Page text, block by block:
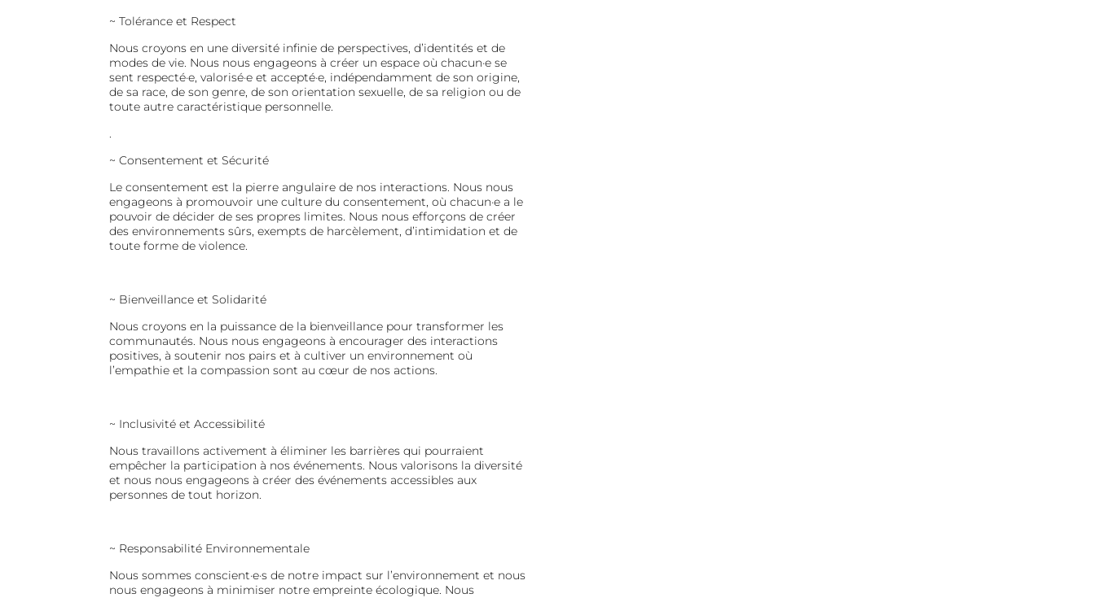
~ Tolérance et Respect
Nous croyons en une diversité infinie de perspectives, d’identités et de
modes de vie. Nous nous engageons à créer un espace où chacun·e se
sent respecté·e, valorisé·e et accepté·e, indépendamment de son origine,
de sa race, de son genre, de son orientation sexuelle, de sa religion ou de
toute autre caractéristique personnelle.
.
~ Consentement et Sécurité
Le consentement est la pierre angulaire de nos interactions. Nous nous
engageons à promouvoir une culture du consentement, où chacun·e a le
pouvoir de décider de ses propres limites. Nous nous efforçons de créer
des environnements sûrs, exempts de harcèlement, d’intimidation et de
toute forme de violence.
~ Bienveillance et Solidarité
Nous croyons en la puissance de la bienveillance pour transformer les
communautés. Nous nous engageons à encourager des interactions
positives, à soutenir nos pairs et à cultiver un environnement où
l’empathie et la compassion sont au cœur de nos actions.
~ Inclusivité et Accessibilité
Nous travaillons activement à éliminer les barrières qui pourraient
empêcher la participation à nos événements. Nous valorisons la diversité
et nous nous engageons à créer des événements accessibles aux
personnes de tout horizon.
~ Responsabilité Environnementale
Nous sommes conscient·e·s de notre impact sur l’environnement et nous
nous engageons à minimiser notre empreinte écologique. Nous